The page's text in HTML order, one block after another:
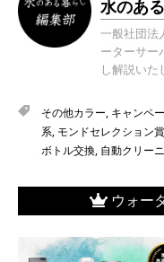
水のあ
一般社団法
ーターサー
し解説いた
その他カラー, キャンペ
系, モンドセレクション賞
ボトル交換, 自動クリー
ウォー